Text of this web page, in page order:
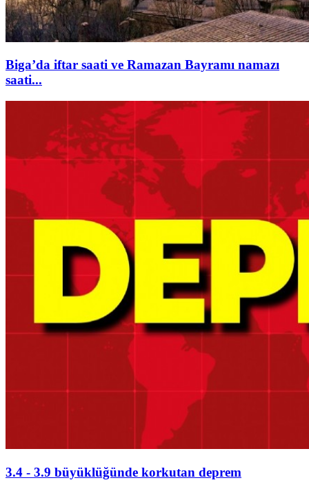
Biga’da iftar saati ve Ramazan Bayramı namazı
saati...
3.4 - 3.9 büyüklüğünde korkutan deprem